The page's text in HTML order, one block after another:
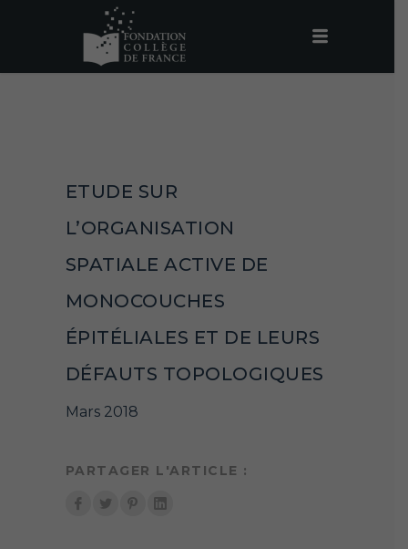
ETUDE SUR
L’ORGANISATION
SPATIALE ACTIVE DE
MONOCOUCHES
ÉPITÉLIALES ET DE LEURS
DÉFAUTS TOPOLOGIQUES
Mars 2018
PARTAGER L'ARTICLE :